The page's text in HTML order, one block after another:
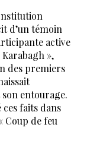
d’un témoin
active
»,
des premiers
entourage.
faits dans
Coup de feu